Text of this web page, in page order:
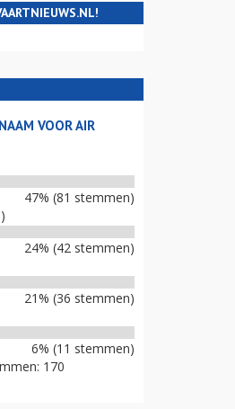
VOOR AIR
47% (81 stemmen)
24% (42 stemmen)
21% (36 stemmen)
6% (11 stemmen)
170